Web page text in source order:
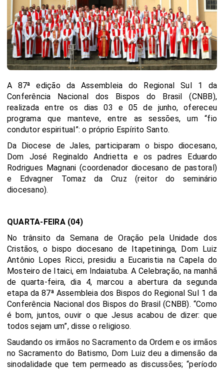
A 87ª edição da Assembleia do Regional Sul 1 da
Conferência Nacional dos Bispos do Brasil (CNBB),
realizada entre os dias 03 e 05 de junho, ofereceu
programa que manteve, entre as sessões, um “fio
condutor espiritual”: o próprio Espírito Santo.
Da Diocese de Jales, participaram o bispo diocesano,
Dom José Reginaldo Andrietta e os padres Eduardo
Rodrigues Magnani (coordenador diocesano de pastoral)
e Edvagner Tomaz da Cruz (reitor do seminário
diocesano).
QUARTA-FEIRA (04)
No trânsito da Semana de Oração pela Unidade dos
Cristãos, o bispo diocesano de Itapetininga, Dom Luiz
Antônio Lopes Ricci, presidiu a Eucaristia na Capela do
Mosteiro de Itaici, em Indaiatuba. A Celebração, na manhã
de quarta-feira, dia 4, marcou a abertura da segunda
etapa da 87ª Assembleia dos Bispos do Regional Sul 1 da
Conferência Nacional dos Bispos do Brasil (CNBB). “Como
é bom, juntos, ouvir o que Jesus acabou de dizer: que
todos sejam um”, disse o religioso.
Saudando os irmãos no Sacramento da Ordem e os irmãos
no Sacramento do Batismo, Dom Luiz deu a dimensão da
sinodalidade que tem permeado as discussões; “período